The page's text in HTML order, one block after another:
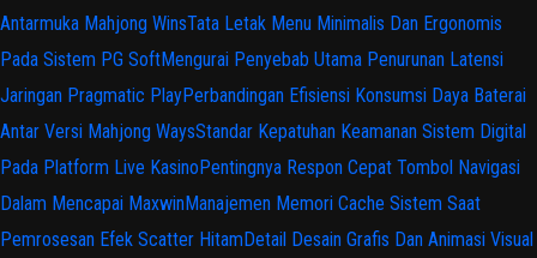
Antarmuka Mahjong WinsTata Letak Menu Minimalis Dan Ergonomis
Pada Sistem PG SoftMengurai Penyebab Utama Penurunan Latensi
Jaringan Pragmatic PlayPerbandingan Efisiensi Konsumsi Daya Baterai
Antar Versi Mahjong WaysStandar Kepatuhan Keamanan Sistem Digital
Pada Platform Live KasinoPentingnya Respon Cepat Tombol Navigasi
Dalam Mencapai MaxwinManajemen Memori Cache Sistem Saat
Pemrosesan Efek Scatter HitamDetail Desain Grafis Dan Animasi Visual